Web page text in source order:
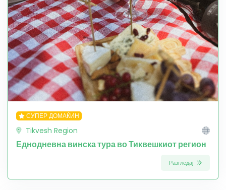
СУПЕР ДОМАЌИН
Tikvesh Region
Еднодневна винска тура во Тиквешкиот регион
Разгледај